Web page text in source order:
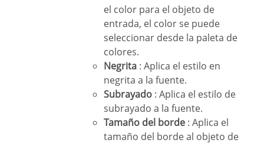
el color para el objeto de
entrada, el color se puede
seleccionar desde la paleta de
colores.
Negrita : Aplica el estilo en
negrita a la fuente.
Subrayado : Aplica el estilo de
subrayado a la fuente.
Tamaño del borde : Aplica el
tamaño del borde al objeto de